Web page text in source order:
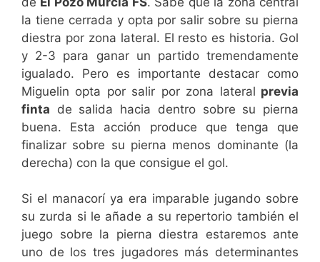
la tiene cerrada y opta por salir sobre su pierna
diestra por zona lateral. El resto es historia. Gol
y 2-3 para ganar un partido tremendamente
igualado. Pero es importante destacar como
Miguelin opta por salir por zona lateral previa
finta de salida hacia dentro sobre su pierna
buena. Esta acción produce que tenga que
finalizar sobre su pierna menos dominante (la
derecha) con la que consigue el gol.
Si el manacorí ya era imparable jugando sobre
su zurda si le añade a su repertorio también el
juego sobre la pierna diestra estaremos ante
uno de los tres jugadores más determinantes